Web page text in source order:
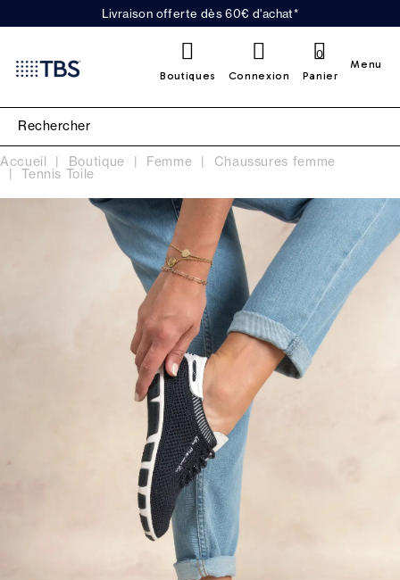
Livraison offerte dès 60€ d'achat*
Boutiques Connexion Panier
0
Menu
Accueil Boutique Femme Chaussures femme
Tennis Toile